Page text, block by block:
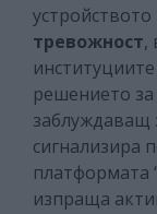
устройството
тревожност,
институциите
решението за
заблуждаващ
сигнализира
платформата
изпраща